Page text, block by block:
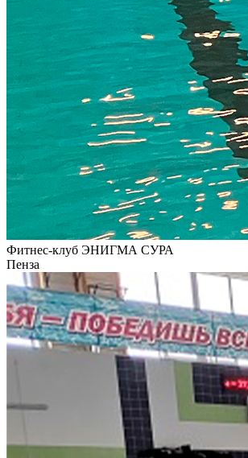
Фитнес-клуб ЭНИГМА СУРА
Пенза